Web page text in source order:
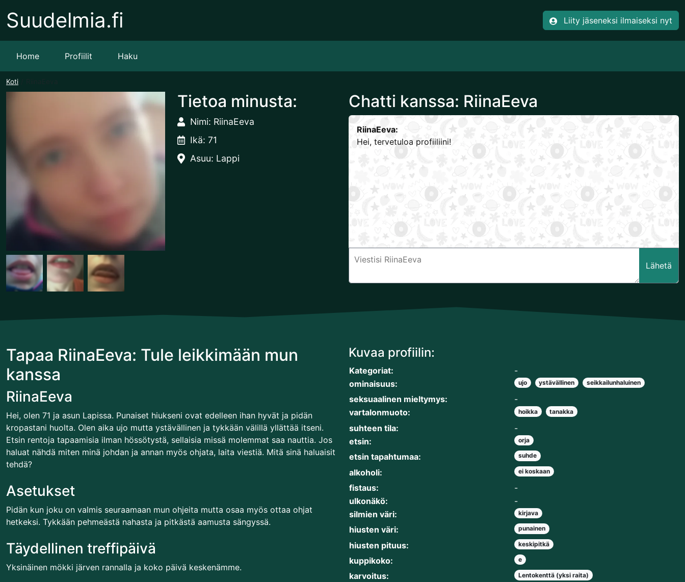
Suudelmia.fi Liity jäseneksi ilmaiseksi nyt
Home Profiilit Haku
Koti
Tietoa minusta:
Nimi: RiinaEeva
Ikä: 71
Asuu: Lappi
Chatti kanssa: RiinaEeva
RiinaEeva:
Hei, tervetuloa profiiliini!
Lähetä
Tapaa RiinaEeva: Tule leikkimään mun
kanssa
RiinaEeva
Hei, olen 71 ja asun Lapissa. Punaiset hiukseni ovat edelleen ihan hyvät ja pidän
kropastani huolta. Olen aika ujo mutta ystävällinen ja tykkään välillä yllättää itseni.
Etsin rentoja tapaamisia ilman hössötystä, sellaisia missä molemmat saa nauttia. Jos
haluat nähdä miten minä johdan ja annan myös ohjata, laita viestiä. Mitä sinä haluaisit
tehdä?
Asetukset
Pidän kun joku on valmis seuraamaan mun ohjeita mutta osaa myös ottaa ohjat
hetkeksi. Tykkään pehmeästä nahasta ja pitkästä aamusta sängyssä.
Täydellinen treffipäivä
Yksinäinen mökki järven rannalla ja koko päivä keskenämme.
Kuvaa profiilin:
Kategoriat:
-
ominaisuus:
ujo ystävällinen seikkailunhaluinen
seksuaalinen mieltymys:
-
vartalonmuoto:
hoikka tanakka
suhteen tila:
-
etsin:
orja
etsin tapahtumaa: suhde
alkoholi: ei koskaan
fistaus:
-
ulkonäkö:
-
silmien väri:
kirjava
hiusten väri: punainen
hiusten pituus: keskipitkä
kuppikoko: e
karvoitus: Lentokenttä (yksi raita)